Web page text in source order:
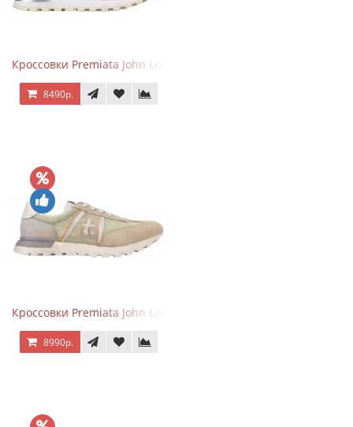
Кроссовки Premiata John Low Lace Blue Beige
8490р.
Кроссовки Premiata John Low Sand
8990р.